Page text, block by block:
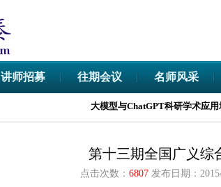
讲师招募 往期会议 名师风采
大模型与ChatGPT科研学术应用培训班
第十三期全国广义综
点击次数： 6807 发布日期：